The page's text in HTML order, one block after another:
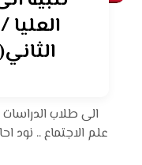
العليا
الى طلاب الدراسات
علم الاجتماع .. نود